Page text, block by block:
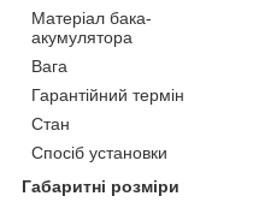
Матеріал бака-
акумулятора
Вага
Гарантійний термін
Стан
Спосіб установки
Габаритні розміри